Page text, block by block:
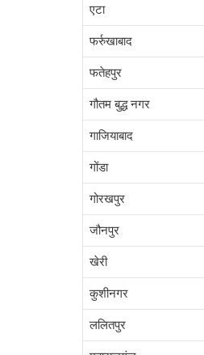
एटा
फर्रुखाबाद
फतेहपुर
गौतम बुद्ध नगर
गाजियाबाद
गोंडा
गोरखपुर
जौनपुर
खेरी
कुशीनगर
ललितपुर